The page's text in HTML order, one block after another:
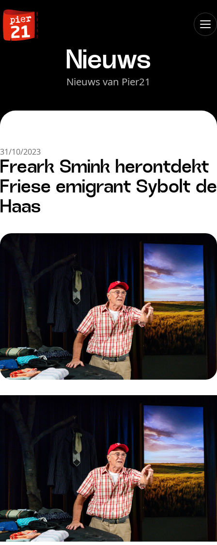
Nieuws
Nieuws van Pier21
31/10/2023
Freark Smink herontdekt
Friese emigrant Sybolt de
Haas